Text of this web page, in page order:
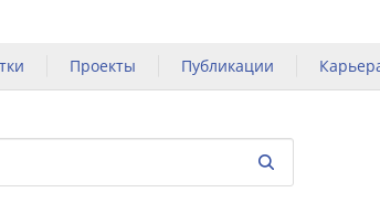
Проекты Публикации